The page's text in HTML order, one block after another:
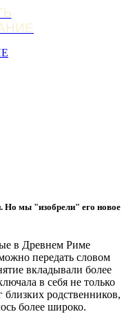
мы "изобрели" его новое
в Древнем Риме
передать словом
вкладывали более
в себя не только
близких родственников,
более широко.